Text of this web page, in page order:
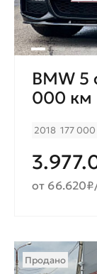
BMW 5
000 км
2018 177
от
Продано